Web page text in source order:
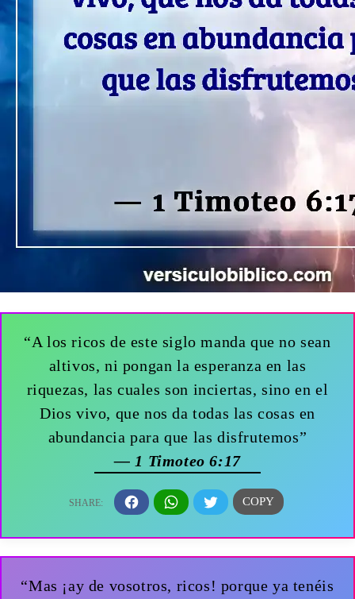
“A los ricos de este siglo manda que no sean
altivos, ni pongan la esperanza en las
riquezas, las cuales son inciertas, sino en el
Dios vivo, que nos da todas las cosas en
abundancia para que las disfrutemos”
— 1 Timoteo 6:17
“Mas ¡ay de vosotros, ricos! porque ya tenéis